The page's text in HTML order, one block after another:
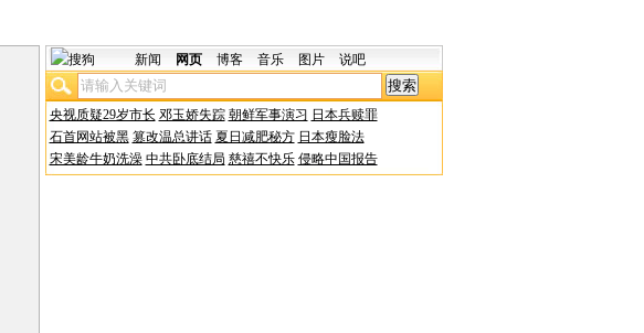
新闻 网页 博客 音乐 图片 说吧
央视质疑29岁市长 邓玉娇失踪 朝鲜军事演习 日本兵赎罪
石首网站被黑 篡改温总讲话 夏日减肥秘方 日本瘦脸法
宋美龄牛奶洗澡 中共卧底结局 慈禧不快乐 侵略中国报告